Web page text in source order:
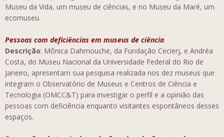
Museu da Vida, um museu de ciências, e no Museu da Maré, um
ecomuseu.
Pessoas com deficiências em museus de ciência
Descrição: Mônica Dahmouche, da Fundação Cecierj, e Andréa
Costa, do Museu Nacional da Universidade Federal do Rio de
Janeiro, apresentam sua pesquisa realizada nos dez museus que
integram o Observatório de Museus e Centros de Ciência e
Tecnologia (OMCC&T) para investigar o perfil e a opinião das
pessoas com deficiência enquanto visitantes espontâneos desses
espaços.